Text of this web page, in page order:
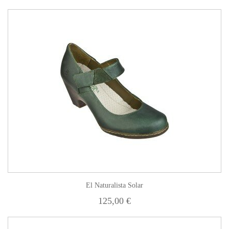
El Naturalista Solar
125,00 €